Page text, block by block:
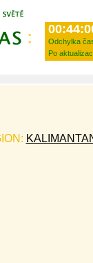
Odchylka
Po